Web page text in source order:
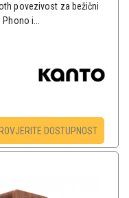
povezivost za bežični
i...
DOSTUPNOST